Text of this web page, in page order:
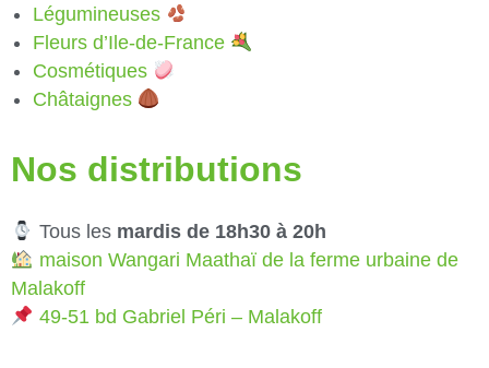
Légumineuses
Fleurs d’Ile-de-France
Cosmétiques
Châtaignes
Nos distributions
Tous lesmardis de 18h30 à 20h
maison Wangari Maathaï de la ferme urbaine de
Malakoff
49-51 bd Gabriel Péri – Malakoff